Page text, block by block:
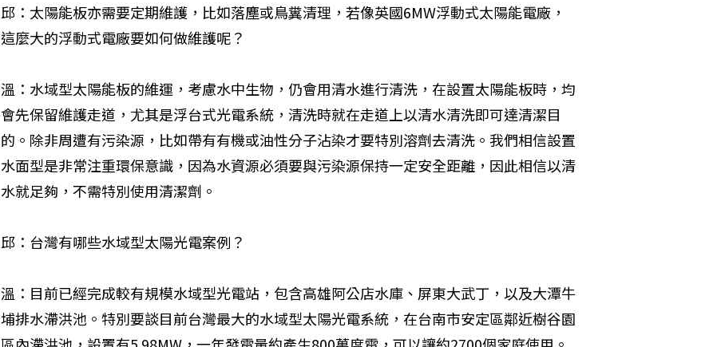
邱：太陽能板亦需要定期維護，比如落塵或鳥糞清理，若像英國6MW浮動式太陽能電廠，
這麼大的浮動式電廠要如何做維護呢？
溫：水域型太陽能板的維運，考慮水中生物，仍會用清水進行清洗，在設置太陽能板時，均
會先保留維護走道，尤其是浮台式光電系統，清洗時就在走道上以清水清洗即可達清潔目
的。除非周遭有污染源，比如帶有有機或油性分子沾染才要特別溶劑去清洗。我們相信設置
水面型是非常注重環保意識，因為水資源必須要與污染源保持一定安全距離，因此相信以清
水就足夠，不需特別使用清潔劑。
邱：台灣有哪些水域型太陽光電案例？
溫：目前已經完成較有規模水域型光電站，包含高雄阿公店水庫、屏東大武丁，以及大潭牛
埔排水滯洪池。特別要談目前台灣最大的水域型太陽光電系統，在台南市安定區鄰近樹谷園